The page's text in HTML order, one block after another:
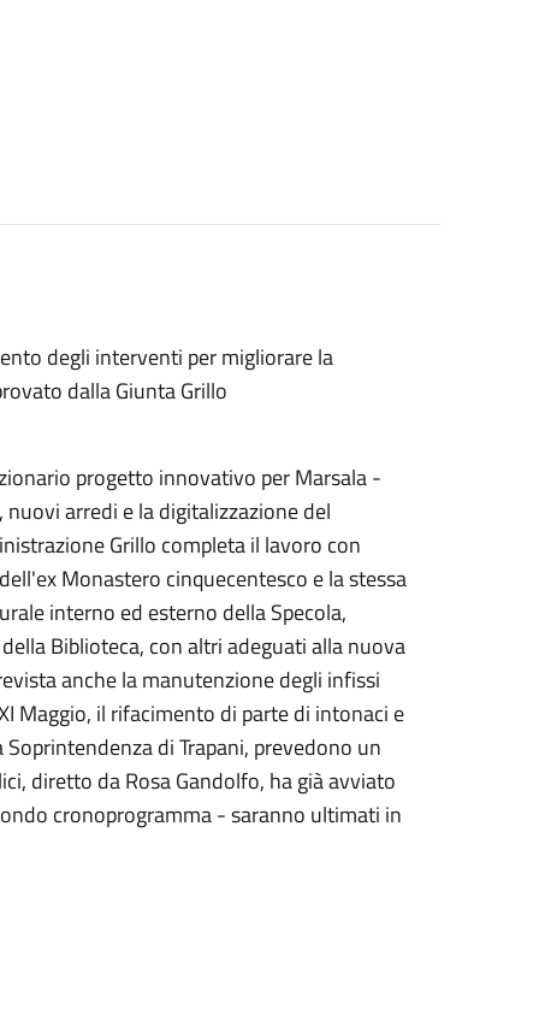
degli interventi per migliorare la
dalla Giunta Grillo
progetto innovativo per Marsala -
arredi e la digitalizzazione del
Grillo completa il lavoro con
Monastero cinquecentesco e la stessa
interno ed esterno della Specola,
Biblioteca, con altri adeguati alla nuova
anche la manutenzione degli infissi
Maggio, il rifacimento di parte di intonaci e
di Trapani, prevedono un
diretto da Rosa Gandolfo, ha già avviato
cronoprogramma - saranno ultimati in